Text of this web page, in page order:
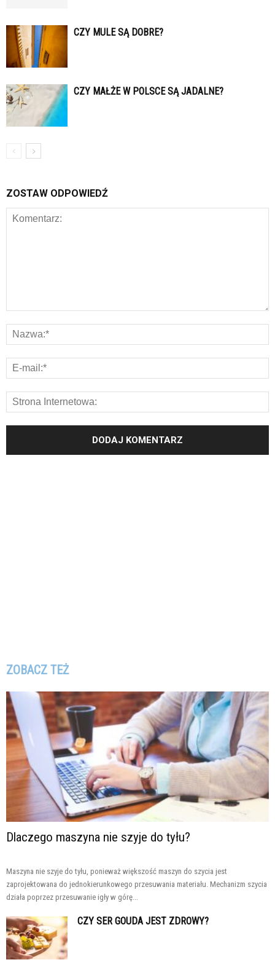
CZY MULE SĄ DOBRE?
CZY MAŁŻE W POLSCE SĄ JADALNE?
ZOSTAW ODPOWIEDŹ
ZOBACZ TEŻ
Dlaczego maszyna nie szyje do tyłu?
Maszyna nie szyje do tyłu, ponieważ większość maszyn do szycia jest
zaprojektowana do jednokierunkowego przesuwania materiału. Mechanizm szycia
działa poprzez przesuwanie igły w górę...
CZY SER GOUDA JEST ZDROWY?